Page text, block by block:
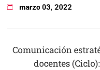
marzo 03, 2022
Comunicación
docentes